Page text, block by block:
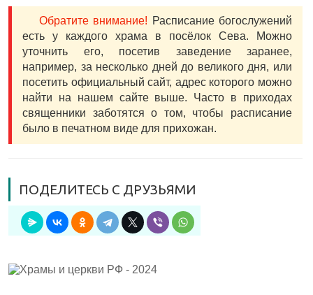
Обратите внимание! Расписание богослужений
есть у каждого храма в посёлок Сева. Можно
уточнить его, посетив заведение заранее,
например, за несколько дней до великого дня, или
посетить официальный сайт, адрес которого можно
найти на нашем сайте выше. Часто в приходах
священники заботятся о том, чтобы расписание
было в печатном виде для прихожан.
ПОДЕЛИТЕСЬ С ДРУЗЬЯМИ